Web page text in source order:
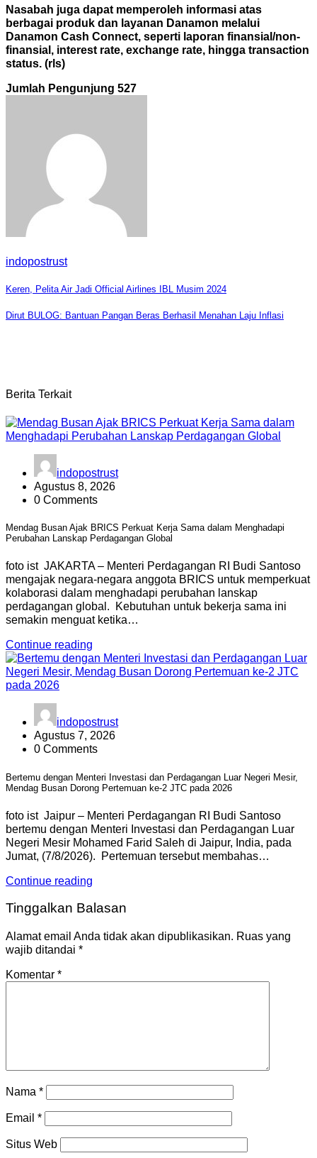
Nasabah juga dapat memperoleh informasi atas
berbagai produk dan layanan Danamon melalui
Danamon Cash Connect, seperti laporan finansial/non-
finansial, interest rate, exchange rate, hingga transaction
status. (rls)
Jumlah Pengunjung 527
indopostrust
Navigasi
pos
Keren, Pelita Air Jadi Official Airlines IBL Musim 2024
Dirut BULOG: Bantuan Pangan Beras Berhasil Menahan Laju Inflasi
Berita Terkait
indopostrust
Agustus 8, 2026
0 Comments
Mendag Busan Ajak BRICS Perkuat Kerja Sama dalam Menghadapi
Perubahan Lanskap Perdagangan Global
foto ist JAKARTA – Menteri Perdagangan RI Budi Santoso
mengajak negara-negara anggota BRICS untuk memperkuat
kolaborasi dalam menghadapi perubahan lanskap
perdagangan global. Kebutuhan untuk bekerja sama ini
semakin menguat ketika…
Continue reading
indopostrust
Agustus 7, 2026
0 Comments
Bertemu dengan Menteri Investasi dan Perdagangan Luar Negeri Mesir,
Mendag Busan Dorong Pertemuan ke-2 JTC pada 2026
foto ist Jaipur – Menteri Perdagangan RI Budi Santoso
bertemu dengan Menteri Investasi dan Perdagangan Luar
Negeri Mesir Mohamed Farid Saleh di Jaipur, India, pada
Jumat, (7/8/2026). Pertemuan tersebut membahas…
Continue reading
Tinggalkan Balasan
Alamat email Anda tidak akan dipublikasikan. Ruas yang
wajib ditandai *
Komentar *
Nama *
Email *
Situs Web